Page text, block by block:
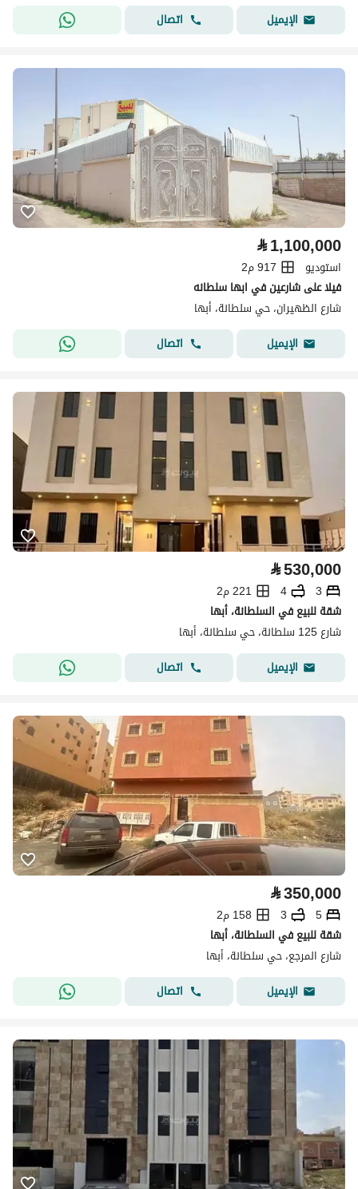
الإيميل
اتصال
⃁1,100,000
استوديو
917 م2
فيلا على شارعين في ابها سلطانه
شارع الظهيران، حي سلطانة، أبها
الإيميل
اتصال
⃁530,000
3
4
221 م2
شقة للبيع في السلطانة، أبها
شارع 125 سلطانة، حي سلطانة، أبها
الإيميل
اتصال
⃁350,000
5
3
158 م2
شقة للبيع في السلطانة، أبها
شارع المرجع، حي سلطانة، أبها
الإيميل
اتصال